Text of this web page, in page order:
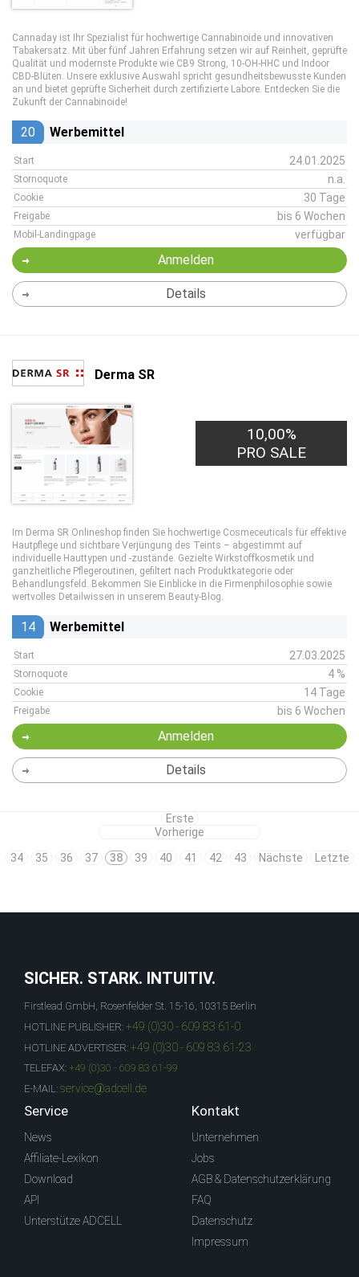
Cannaday ist Ihr Spezialist für hochwertige Cannabinoide und innovativen
Tabakersatz. Mit über fünf Jahren Erfahrung setzen wir auf Reinheit, geprüfte
Qualität und modernste Produkte wie CB9 Strong, 10-OH-HHC und Indoor
CBD-Blüten. Unsere exklusive Auswahl spricht gesundheitsbewusste Kunden
an und bietet geprüfte Sicherheit durch zertifizierte Labore. Entdecken Sie die
Zukunft der Cannabinoide!
20 Werbemittel
Start 24.01.2025
Stornoquote n.a.
Cookie 30 Tage
Freigabe bis 6 Wochen
Mobil-Landingpage verfügbar
Anmelden
Details
Derma SR
10,00%
PRO SALE
Im Derma SR Onlineshop finden Sie hochwertige Cosmeceuticals für effektive
Hautpflege und sichtbare Verjüngung des Teints – abgestimmt auf
individuelle Hauttypen und -zustände. Gezielte Wirkstoffkosmetik und
ganzheitliche Pflegeroutinen, gefiltert nach Produktkategorie oder
Behandlungsfeld. Bekommen Sie Einblicke in die Firmenphilosophie sowie
wertvolles Detailwissen in unserem Beauty-Blog.
14 Werbemittel
Start 27.03.2025
Stornoquote 4 %
Cookie 14 Tage
Freigabe bis 6 Wochen
Anmelden
Details
Erste
Vorherige
34
35 36 37 38 39 40 41 42 43 Nächste Letzte
SICHER. STARK. INTUITIV.
Firstlead GmbH, Rosenfelder St. 15-16, 10315 Berlin
HOTLINE PUBLISHER: +49 (0)30 - 609 83 61-0
HOTLINE ADVERTISER: +49 (0)30 - 609 83 61-23
TELEFAX: +49 (0)30 - 609 83 61-99
E-MAIL: service@adcell.de
Service
News
Affiliate-Lexikon
Download
API
Unterstütze ADCELL
Kontakt
Unternehmen
Jobs
AGB & Datenschutzerklärung
FAQ
Datenschutz
Impressum